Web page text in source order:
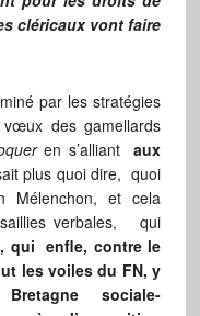
cléricaux vont faire
par les stratégies
des gamellards
en s’alliantaux
plus quoi dire, quoi
Mélenchon, et cela
verbales, qui
qui enfle, contre le
les voiles du FN, y
sociale-